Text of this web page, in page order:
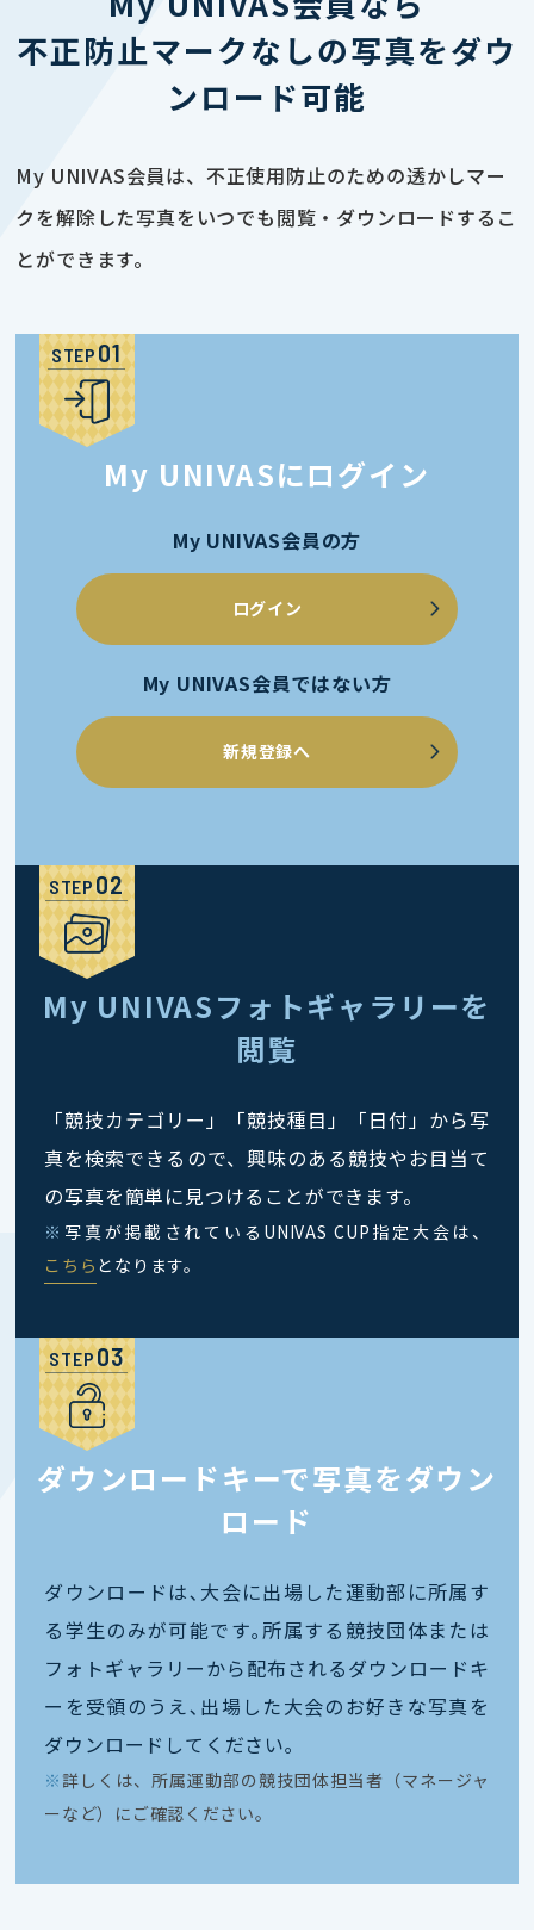
不正防止マークなしの写真をダウ
ンロード可能
My UNIVAS会員は、不正使用防止のための透かしマー
クを解除した写真をいつでも閲覧・ダウンロードするこ
とができます。
STEP
My UNIVASにログイン
My UNIVAS会員の方
ログイン
My UNIVAS会員ではない方
新規登録へ
STEP
My UNIVASフォトギャラリーを
閲覧
「競技カテゴリー」「競技種目」「日付」から写
真を検索できるので、興味のある競技やお目当て
の写真を簡単に見つけることができます。
※ 写真が掲載されているUNIVAS CUP指定大会は、
こちら となります。
STEP
ダウンロードキーで写真をダウン
ロード
ダウンロードは､大会に出場した運動部に所属す
る学生のみが可能です｡所属する競技団体または
フォトギャラリーから配布されるダウンロードキ
ーを受領のうえ､出場した大会のお好きな写真を
ダウンロードしてください｡
※ 詳しくは、所属運動部の競技団体担当者（マネージャ
ーなど）にご確認ください。